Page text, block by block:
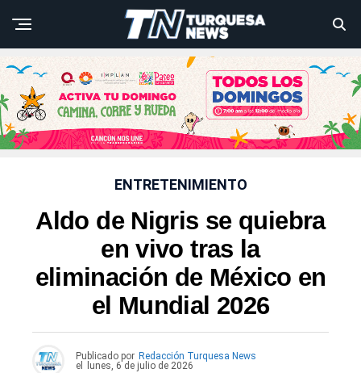
ENTRETENIMIENTO
Aldo de Nigris se quiebra
en vivo tras la
eliminación de México en
el Mundial 2026
Publicado por Redacción Turquesa News
el
lunes, 6 de julio de 2026